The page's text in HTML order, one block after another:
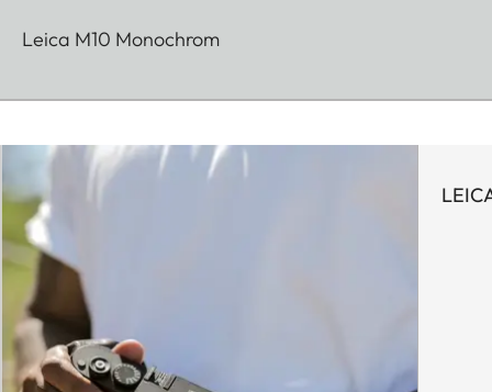
Leica M10 Monochrom